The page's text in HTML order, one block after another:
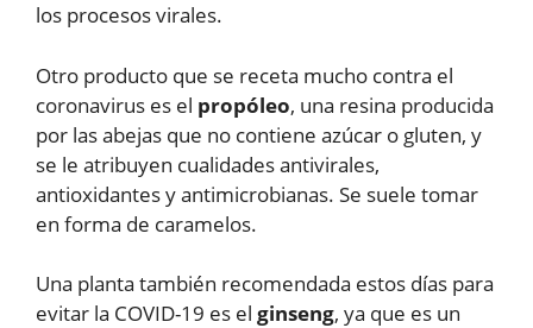
los procesos virales.
Otro producto que se receta mucho contra el
coronavirus es el propóleo, una resina producida
por las abejas que no contiene azúcar o gluten, y
se le atribuyen cualidades antivirales,
antioxidantes y antimicrobianas. Se suele tomar
en forma de caramelos.
Una planta también recomendada estos días para
evitar la COVID-19 es el ginseng, ya que es un